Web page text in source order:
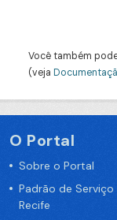
Você também
(veja
O Portal
Sobre o Portal
Padrão de
Recife